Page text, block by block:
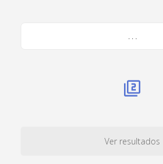
. . .
Ver resultados